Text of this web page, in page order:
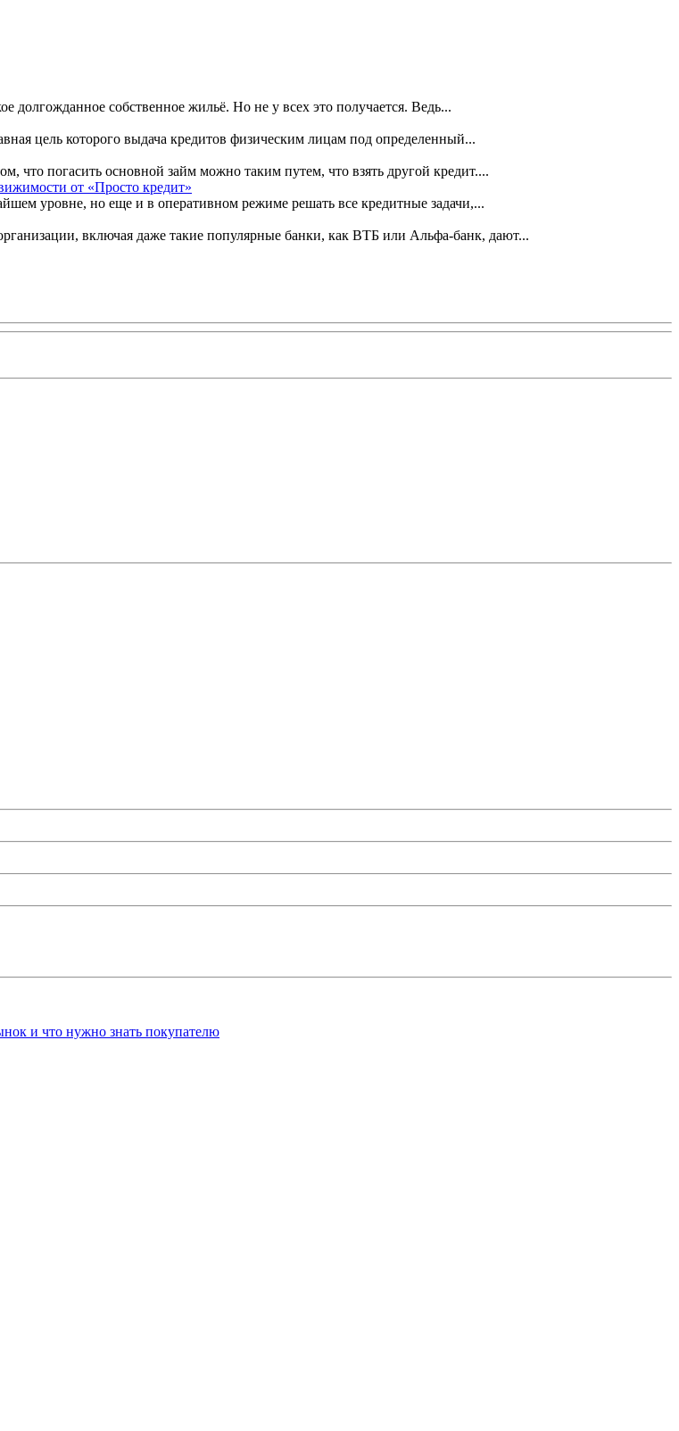
долгожданное собственное жильё. Но не у всех это получается. Ведь...
цель которого выдача кредитов физическим лицам под определенный...
погасить основной займ можно таким путем, что взять другой кредит....
от «Просто кредит»
уровне, но еще и в оперативном режиме решать все кредитные задачи,...
включая даже такие популярные банки, как ВТБ или Альфа-банк, дают...
и что нужно знать покупателю